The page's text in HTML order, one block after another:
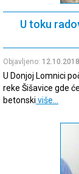
U toku
Objavljeno: 12.10.2018
U Donjoj Lomnici
reke Šišavice gde
betonski više…